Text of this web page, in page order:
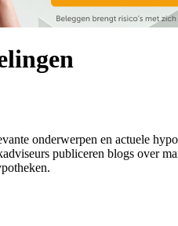
onderwerpen en actuele
publiceren blogs over